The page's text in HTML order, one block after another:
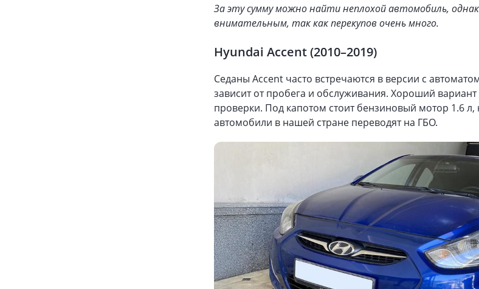
За эту сумму можно найти неплохой автомобиль,
внимательным, так как перекупов очень много.
Hyundai Accent (2010–2019)
Седаны Accent часто встречаются в версии с
зависит от пробега и обслуживания. Хороший
проверки. Под капотом стоит бензиновый мотор 1.6 л,
автомобили в нашей стране переводят на ГБО.